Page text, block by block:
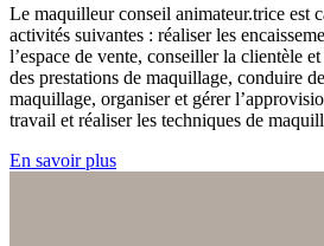
Le maquilleur conseil animateur.trice est
activités suivantes : réaliser les
l’espace de vente, conseiller la clientèle
des prestations de maquillage, conduire
maquillage, organiser et gérer
travail et réaliser les techniques de
En savoir plus